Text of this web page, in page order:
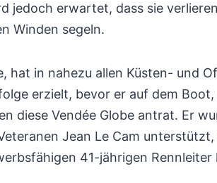
jedoch erwartet, dass sie
Winden segeln.
hat in nahezu allen Küsten- und
erzielt, bevor er auf dem Boot,
diese Vendée Globe antrat. Er
Jean Le Cam
41-jährigen Rennleiter